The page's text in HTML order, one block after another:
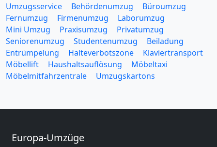
Umzugsservice Behördenumzug
Büroumzug
Fernumzug
Firmenumzug
Laborumzug
Mini Umzug
Praxisumzug
Privatumzug
Seniorenumzug
Studentenumzug
Beiladung
Entrümpelung
Halteverbotszone
Klaviertransport
Möbellift
Haushaltsauflösung
Möbeltaxi
Möbelmitfahrzentrale
Umzugskartons
Europa-Umzüge